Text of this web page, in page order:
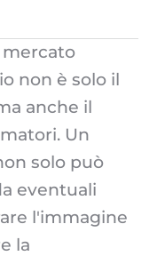
mercato
non è solo il
anche il
Un
solo può
eventuali
l'immagine
la